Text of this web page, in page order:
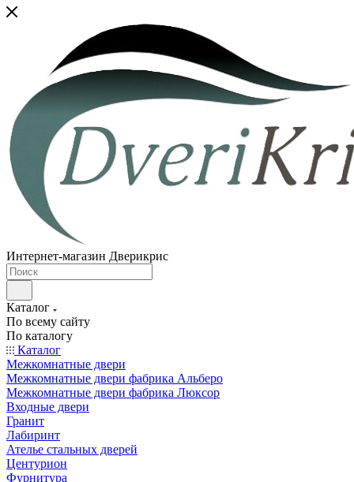
Интернет-магазин Дверикрис
Каталог
По всему сайту
По каталогу
Каталог
Межкомнатные двери
Межкомнатные двери фабрика Альберо
Межкомнатные двери фабрика Люксор
Входные двери
Гранит
Лабиринт
Ателье стальных дверей
Центурион
Фурнитура